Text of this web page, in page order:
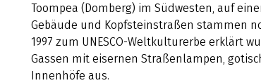
Toompea (Domberg) im Südwesten, auf
Gebäude und Kopfsteinstraßen stammen
1997 zum UNESCO-Weltkulturerbe erklärt
Gassen mit eisernen Straßenlampen,
Innenhöfe aus.